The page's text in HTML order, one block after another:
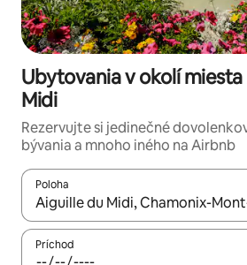
Ubytovania v okolí
Midi
Rezervujte si jedinečné
bývania a mnoho iného na Airbnb
Poloha
Keď budú výsledky k dispozícii,
Príchod